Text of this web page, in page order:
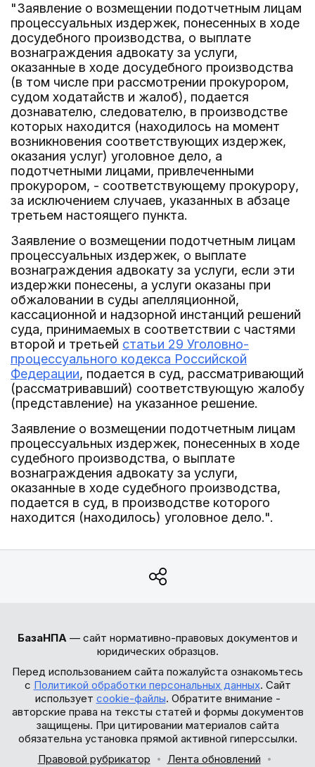
"Заявление о возмещении подотчетным лицам
процессуальных издержек, понесенных в ходе
досудебного производства, о выплате
вознаграждения адвокату за услуги,
оказанные в ходе досудебного производства
(в том числе при рассмотрении прокурором,
судом ходатайств и жалоб), подается
дознавателю, следователю, в производстве
которых находится (находилось на момент
возникновения соответствующих издержек,
оказания услуг) уголовное дело, а
подотчетными лицами, привлеченными
прокурором, - соответствующему прокурору,
за исключением случаев, указанных в абзаце
третьем настоящего пункта.
Заявление о возмещении подотчетным лицам
процессуальных издержек, о выплате
вознаграждения адвокату за услуги, если эти
издержки понесены, а услуги оказаны при
обжаловании в суды апелляционной,
кассационной и надзорной инстанций решений
суда, принимаемых в соответствии с частями
второй и третьей статьи 29 Уголовно-
процессуального кодекса Российской
Федерации, подается в суд, рассматривающий
(рассматривавший) соответствующую жалобу
(представление) на указанное решение.
Заявление о возмещении подотчетным лицам
процессуальных издержек, понесенных в ходе
судебного производства, о выплате
вознаграждения адвокату за услуги,
оказанные в ходе судебного производства,
подается в суд, в производстве которого
находится (находилось) уголовное дело.".
БазаНПА — сайт нормативно-правовых документов и
юридических образцов.
Перед использованием сайта пожалуйста ознакомьтесь
с Политикой обработки персональных данных. Сайт
использует cookie-файлы. Обратите внимание -
авторские права на тексты статей и формы документов
защищены. При цитировании материалов сайта
обязательна установка прямой активной гиперссылки.
Правовой рубрикатор
Лента обновлений